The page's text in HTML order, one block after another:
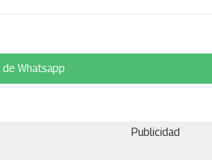
de Whatsapp
Publicidad